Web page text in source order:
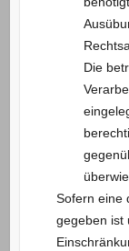
Die
Sofern eine
gegeben ist